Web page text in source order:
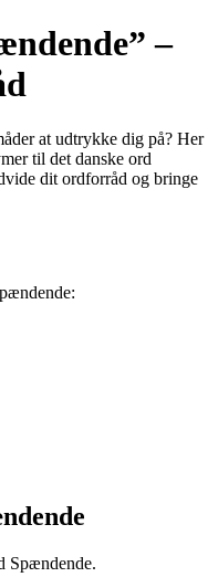
–
at udtrykke dig på? Her
til det danske ord
dit ordforråd og bringe
Spændende.